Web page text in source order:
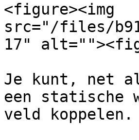
<figure><img
src="/files/
17"
Je kunt, net
een statische
veld koppelen.